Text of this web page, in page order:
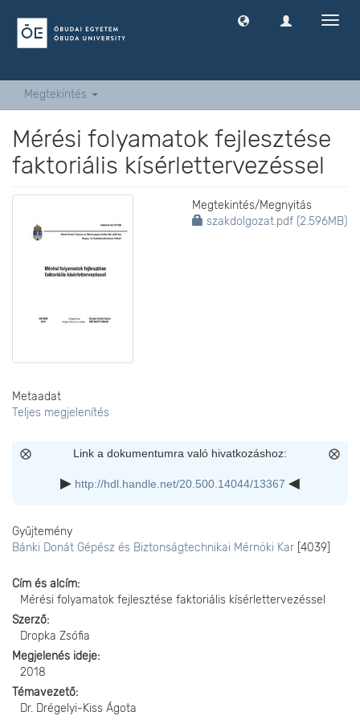
Megtekintés
Mérési folyamatok fejlesztése
faktoriális kísérlettervezéssel
Megtekintés/Megnyitás
szakdolgozat.pdf (2.596MB)
Metaadat
Teljes megjelenítés
Link a dokumentumra való hivatkozáshoz:
http://hdl.handle.net/20.500.14044/13367
Gyűjtemény
Bánki Donát Gépész és Biztonságtechnikai Mérnöki Kar [4039]
Cím és alcím
Mérési folyamatok fejlesztése faktoriális kísérlettervezéssel
Szerző
Dropka Zsófia
Megjelenés ideje
2018
Témavezető
Dr. Drégelyi-Kiss Ágota